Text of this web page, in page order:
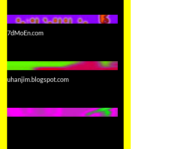
7dMoEn.com
uhanjim.blogspot.com